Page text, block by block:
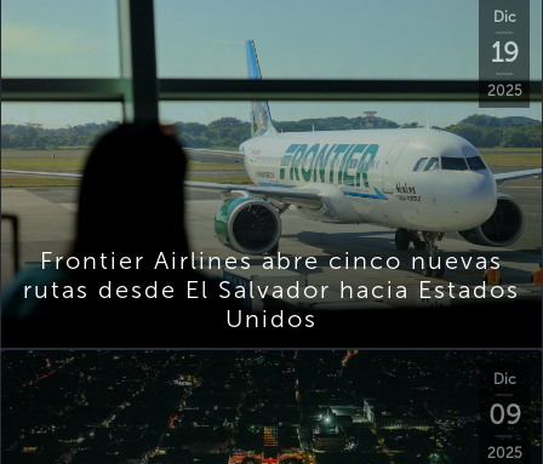
Dic
19
2025
Frontier Airlines abre cinco nuevas
rutas desde El Salvador hacia Estados
Unidos
Dic
09
2025